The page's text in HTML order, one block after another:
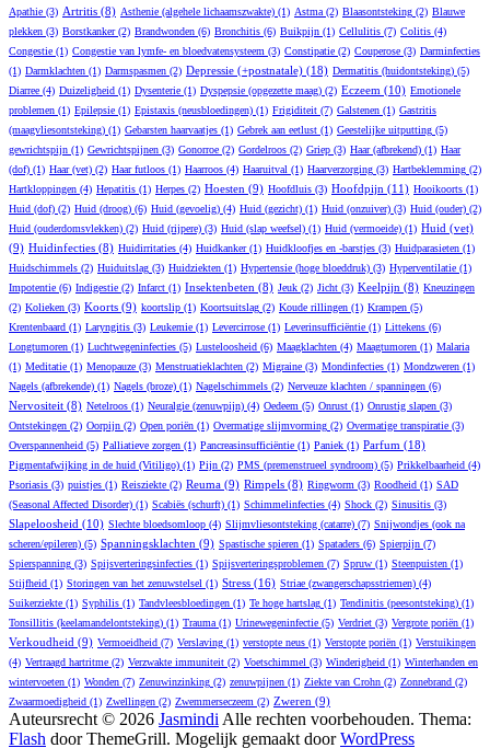
Apathie (3) Artritis (8) Asthenie (algehele lichaamszwakte) (1) Astma (2) Blaasontsteking (2) Blauwe
plekken (3) Borstkanker(2) Brandwonden (6) Bronchitis (6) Buikpijn (1) Cellulitis (7) Colitis (4)
Congestie (1) Congestie van lymfe- en bloedvatensysteem (3) Constipatie (2) Couperose (3) Darminfecties
(1) Darmklachten (1) Darmspasmen (2) Depressie (+postnatale) (18) Dermatitis (huidontsteking) (5)
Diarree (4) Duizeligheid (1) Dysenterie (1) Dyspepsie (opgezette maag) (2) Eczeem (10) Emotionele
problemen (1) Epilepsie (1) Epistaxis (neusbloedingen) (1) Frigiditeit (7) Galstenen (1) Gastritis
(maagvliesontsteking) (1) Gebarsten haarvaatjes (1) Gebrek aan eetlust (1) Geestelijke uitputting (5)
gewrichtspijn (1) Gewrichtspijnen (3) Gonorroe (2) Gordelroos (2) Griep (3) Haar (afbrekend) (1) Haar
(dof) (1) Haar (vet) (2) Haar futloos (1) Haarroos (4) Haaruitval (1) Haarverzorging (3) Hartbeklemming (2)
Hartkloppingen (4) Hepatitis (1) Herpes (2) Hoesten (9) Hoofdluis (3) Hoofdpijn (11) Hooikoorts (1)
Huid (dof) (2) Huid (droog) (6) Huid (gevoelig) (4) Huid (gezicht) (1) Huid (onzuiver) (3) Huid (ouder) (2)
Huid (ouderdomsvlekken) (2) Huid (rijpere) (3) Huid (slap weefsel) (1) Huid (vermoeide) (1) Huid (vet)
(9) Huidinfecties (8) Huidirritaties (4) Huidkanker(1) Huidkloofjes en -barstjes (3) Huidparasieten (1)
Huidschimmels (2) Huiduitslag (3) Huidziekten (1) Hypertensie (hoge bloeddruk) (3) Hyperventilatie (1)
Impotentie (6) Indigestie (2) Infarct (1) Insektenbeten (8) Jeuk (2) Jicht (3) Keelpijn (8) Kneuzingen
(2) Kolieken (3) Koorts (9) koortslip (1) Koortsuitslag (2) Koude rillingen (1) Krampen (5)
Krentenbaard (1) Laryngitis (3) Leukemie (1) Levercirrose (1) Leverinsufficiëntie (1) Littekens (6)
Longtumoren (1) Luchtwegeninfecties (5) Lusteloosheid (6) Maagklachten (4) Maagtumoren (1) Malaria
(1) Meditatie (1) Menopauze (3) Menstruatieklachten (2) Migraine (3) Mondinfecties (1) Mondzweren (1)
Nagels (afbrekende) (1) Nagels (broze) (1) Nagelschimmels (2) Nerveuze klachten / spanningen (6)
Nervositeit (8) Netelroos (1) Neuralgie (zenuwpijn) (4) Oedeem (5) Onrust (1) Onrustig slapen (3)
Ontstekingen (2) Oorpijn (2) Open poriën (1) Overmatige slijmvorming (2) Overmatige transpiratie (3)
Overspannenheid (5) Palliatieve zorgen (1) Pancreasinsufficiëntie (1) Paniek (1) Parfum (18)
Pigmentafwijking in de huid (Vitiligo) (1) Pijn (2) PMS (premenstrueel syndroom) (5) Prikkelbaarheid (4)
Psoriasis (3) puistjes (1) Reisziekte (2) Reuma (9) Rimpels (8) Ringworm (3) Roodheid (1) SAD
(Seasonal Affected Disorder) (1) Scabiës (schurft) (1) Schimmelinfecties (4) Shock (2) Sinusitis (3)
Slapeloosheid (10) Slechte bloedsomloop (4) Slijmvliesontsteking (catarre) (7) Snijwondjes (ook na
scheren/epileren) (5) Spanningsklachten (9) Spastische spieren (1) Spataders (6) Spierpijn (7)
Spierspanning (3) Spijsverteringsinfecties (1) Spijsverteringsproblemen (7) Spruw (1) Steenpuisten (1)
Stijfheid (1) Storingen van het zenuwstelsel (1) Stress (16) Striae (zwangerschapsstriemen) (4)
Suikerziekte (1) Syphilis (1) Tandvleesbloedingen (1) Te hoge hartslag (1) Tendinitis (peesontsteking) (1)
Tonsillitis (keelamandelontsteking) (1) Trauma (1) Urinewegeninfectie (5) Verdriet (3) Vergrote poriën (1)
Verkoudheid (9) Vermoeidheid (7) Verslaving (1) verstopte neus (1) Verstopte poriën (1) Verstuikingen
(4) Vertraagd hartritme (2) Verzwakte immuniteit (2) Voetschimmel (3) Winderigheid (1) Winterhanden en
wintervoeten (1) Wonden (7) Zenuwinzinking (2) zenuwpijnen (1) Ziekte van Crohn (2) Zonnebrand (2)
Zwaarmoedigheid (1) Zwellingen (2) Zwemmerseczeem (2) Zweren (9)
Auteursrecht © 2026 Jasmindi Alle rechten voorbehouden. Thema:
Flash door ThemeGrill. Mogelijk gemaakt doorWordPress